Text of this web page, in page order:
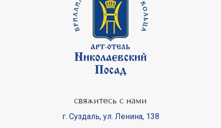
свяжитесь с нами
г. Суздаль, ул. Ленина, 138